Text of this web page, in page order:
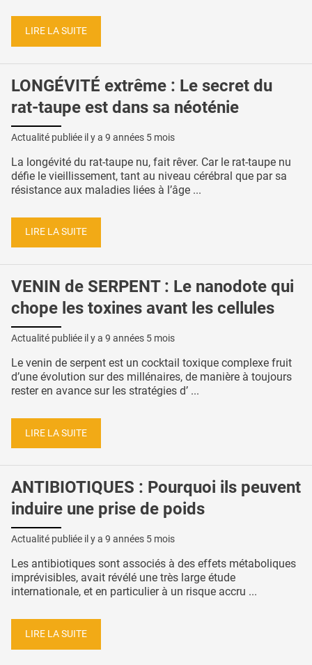
LIRE LA SUITE
LONGÉVITÉ extrême : Le secret du
rat-taupe est dans sa néoténie
Actualité publiée il y a 9 années 5 mois
La longévité du rat-taupe nu, fait rêver. Car le rat-taupe nu
défie le vieillissement, tant au niveau cérébral que par sa
résistance aux maladies liées à l’âge ...
LIRE LA SUITE
VENIN de SERPENT : Le nanodote qui
chope les toxines avant les cellules
Actualité publiée il y a 9 années 5 mois
Le venin de serpent est un cocktail toxique complexe fruit
d’une évolution sur des millénaires, de manière à toujours
rester en avance sur les stratégies d’ ...
LIRE LA SUITE
ANTIBIOTIQUES : Pourquoi ils peuvent
induire une prise de poids
Actualité publiée il y a 9 années 5 mois
Les antibiotiques sont associés à des effets métaboliques
imprévisibles, avait révélé une très large étude
internationale, et en particulier à un risque accru ...
LIRE LA SUITE